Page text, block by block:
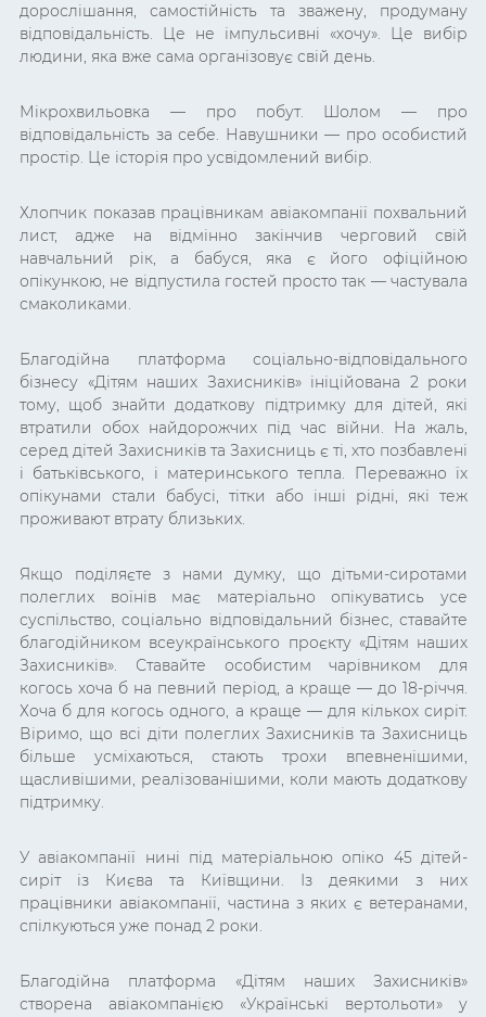
дорослішання, самостійність та зважену, продуману
відповідальність. Це не імпульсивні «хочу». Це вибір
людини, яка вже сама організовує свій день.
Мікрохвильовка — про побут. Шолом — про
відповідальність за себе. Навушники — про особистий
простір. Це історія про усвідомлений вибір.
Хлопчик показав працівникам авіакомпанії похвальний
лист, адже на відмінно закінчив черговий свій
навчальний рік, а бабуся, яка є його офіційною
опікункою, не відпустила гостей просто так — частувала
смаколиками.
Благодійна платформа соціально-відповідального
бізнесу «Дітям наших Захисників» ініційована 2 роки
тому, щоб знайти додаткову підтримку для дітей, які
втратили обох найдорожчих під час війни. На жаль,
серед дітей Захисників та Захисниць є ті, хто позбавлені
і батьківського, і материнського тепла. Переважно їх
опікунами стали бабусі, тітки або інші рідні, які теж
проживают втрату близьких.
Якщо поділяєте з нами думку, що дітьми-сиротами
полеглих воїнів має матеріально опікуватись усе
суспільство, соціально відповідальний бізнес, ставайте
благодійником всеукраїнського проєкту «Дітям наших
Захисників». Ставайте особистим чарівником для
когось хоча б на певний період, а краще — до 18-річчя.
Хоча б для когось одного, а краще — для кількох сиріт.
Віримо, що всі діти полеглих Захисників та Захисниць
більше усміхаються, стають трохи впевненішими,
щасливішими, реалізованішими, коли мають додаткову
підтримку.
У авіакомпанії нині під матеріальною опіко 45 дітей-
сиріт із Києва та Київщини. Із деякими з них
працівники авіакомпанії, частина з яких є ветеранами,
спілкуються уже понад 2 роки.
Благодійна платформа «Дітям наших Захисників»
створена авіакомпанією «Українські вертольоти» у